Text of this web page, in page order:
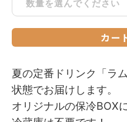
数量を選んでください
カー
夏の定番ドリンク「ラ
状態でお届けします。
オリジナルの保冷BOX